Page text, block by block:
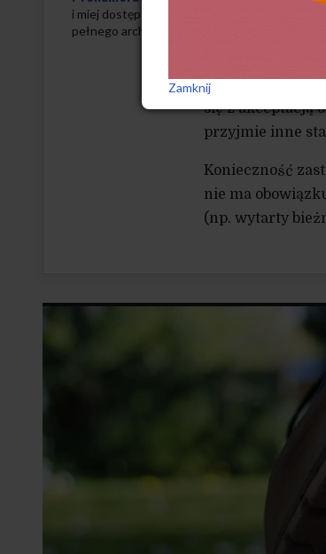
z napływu
Apelują o
zgłaszały już
się z akceptacją
przyjmie inne
Konieczność
nie ma
(np. wytarty
i miej dostęp do
pełnego archiwum
Zamknij